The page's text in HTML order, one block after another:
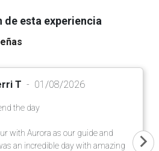
de esta experiencia
T 01/08/2026
the day
with Aurora as our guide and
an incredible day with amazing